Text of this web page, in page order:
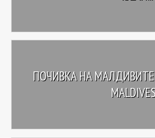
ПОЧИВКА НА МАЛДИВИТЕ В